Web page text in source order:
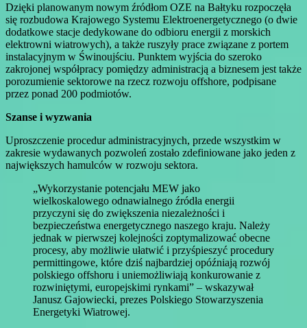
Dzięki planowanym nowym źródłom OZE na Bałtyku rozpoczęła
się rozbudowa Krajowego Systemu Elektroenergetycznego (o dwie
dodatkowe stacje dedykowane do odbioru energii z morskich
elektrowni wiatrowych), a także ruszyły prace związane z portem
instalacyjnym w Świnoujściu. Punktem wyjścia do szeroko
zakrojonej współpracy pomiędzy administracją a biznesem jest także
porozumienie sektorowe na rzecz rozwoju offshore, podpisane
przez ponad 200 podmiotów.
Szanse i wyzwania
Uproszczenie procedur administracyjnych, przede wszystkim w
zakresie wydawanych pozwoleń zostało zdefiniowane jako jeden z
największych hamulców w rozwoju sektora.
„Wykorzystanie potencjału MEW jako
wielkoskalowego odnawialnego źródła energii
przyczyni się do zwiększenia niezależności i
bezpieczeństwa energetycznego naszego kraju. Należy
jednak w pierwszej kolejności zoptymalizować obecne
procesy, aby możliwie ułatwić i przyśpieszyć procedury
permittingowe, które dziś najbardziej opóźniają rozwój
polskiego offshoru i uniemożliwiają konkurowanie z
rozwiniętymi, europejskimi rynkami” – wskazywał
Janusz Gajowiecki, prezes Polskiego Stowarzyszenia
Energetyki Wiatrowej.